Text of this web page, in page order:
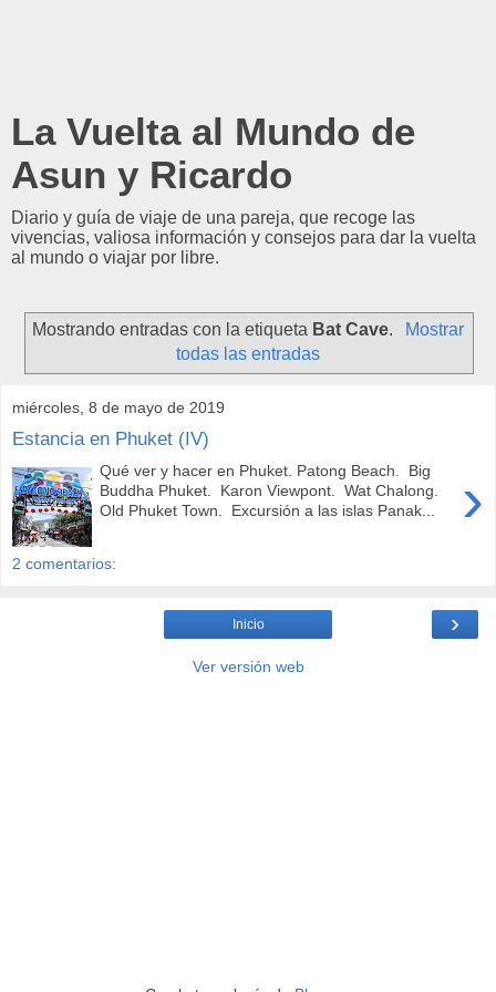
La Vuelta al Mundo de
Asun y Ricardo
Diario y guía de viaje de una pareja, que recoge las
vivencias, valiosa información y consejos para dar la vuelta
al mundo o viajar por libre.
Mostrando entradas con la etiqueta Bat Cave.
Mostrar
todas las entradas
miércoles, 8 de mayo de 2019
Estancia en Phuket (IV)
›
Qué ver y hacer en Phuket. Patong Beach. Big
Buddha Phuket. Karon Viewpont. Wat Chalong.
Old Phuket Town. Excursión a las islas Panak...
2 comentarios:
›
Inicio
Ver versión web